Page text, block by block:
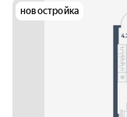
новостройка